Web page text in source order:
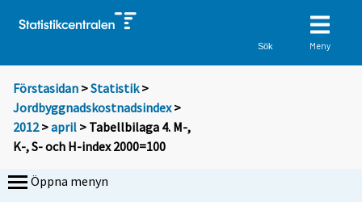
Sök Meny
Förstasidan >Statistik >
Jordbyggnadskostnadsindex>
2012>april > Tabellbilaga 4. M-,
K-, S- och H-index 2000=100
Öppna menyn